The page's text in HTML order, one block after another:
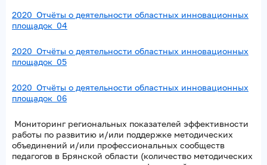
2020_Отчёты о деятельности областных инновационных
площадок_04
2020_Отчёты о деятельности областных инновационных
площадок_05
2020_Отчёты о деятельности областных инновационных
площадок_06
Мониторинг региональных показателей эффективности
работы по развитию и/или поддержке методических
объединений и/или профессиональных сообществ
педагогов в Брянской области (количество методических